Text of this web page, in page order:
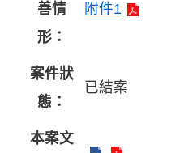
善情
形：
附件1
案件狀
態：
已結案
本案文